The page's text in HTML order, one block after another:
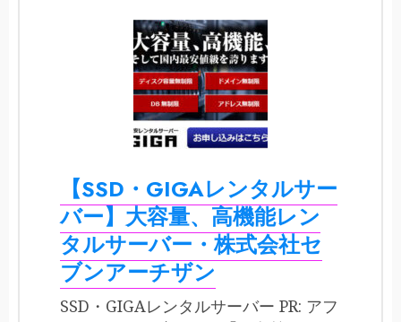
【SSD・GIGAレンタルサー
バー】大容量、高機能レン
タルサーバー・株式会社セ
ブンアーチザン
SSD・GIGAレンタルサーバー PR: アフ